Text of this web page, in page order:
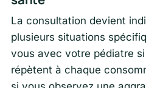
La consultation devient
plusieurs situations
vous avec votre pédiatre
répètent à chaque